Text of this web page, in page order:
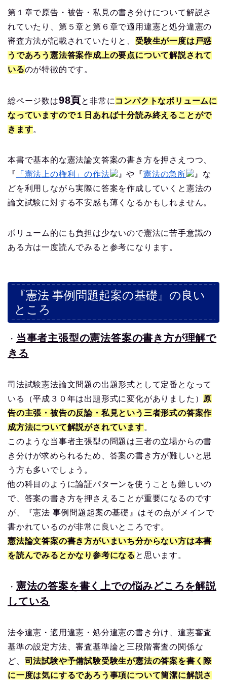
第１章で原告・被告・私見の書き分けについて解説さ
れていたり、第５章と第６章で適用違憲と処分違憲の
審査方法が記載されていたりと、 受験生が一度は戸惑
うであろう憲法答案作成上の要点について解説されて
いるのが特徴的です。
総ページ数は98頁と非常に コンパクトなボリュームに
なっていますので１日あれば十分読み終えることがで
きます。
本書で基本的な憲法論文答案の書き方を押さえつつ、
『
「憲法上の権利」の作法 』や『憲法の急所
』な
どを利用しながら実際に答案を作成していくと憲法の
論文試験に対する不安感も薄くなるかもしれません。
ボリューム的にも負担は少ないので憲法に苦手意識の
ある方は一度読んでみると参考になります。
『憲法 事例問題起案の基礎』の良い
ところ
・ 当事者主張型の憲法答案の書き方が理解で
きる
司法試験憲法論文問題の出題形式として定番となって
いる（平成３０年は出題形式に変化がありました） 原
告の主張・被告の反論・私見という三者形式の答案作
成方法について解説がされています。
このような当事者主張型の問題は三者の立場からの書
き分けが求められるため、答案の書き方が難しいと思
う方も多いでしょう。
他の科目のように論証パターンを使うことも難しいの
で、答案の書き方を押さえることが重要になるのです
が、『憲法 事例問題起案の基礎』はその点がメインで
書かれているのが非常に良いところです。
憲法論文答案の書き方がいまいち分からない方は本書
を読んでみるとかなり参考になる と思います。
・ 憲法の答案を書く上での悩みどころを解説
している
法令違憲・適用違憲・処分違憲の書き分け、違憲審査
基準の設定方法、審査基準論と三段階審査の関係な
ど、 司法試験や予備試験受験生が憲法の答案を書く際
に一度は気にするであろう事項について簡潔に解説さ